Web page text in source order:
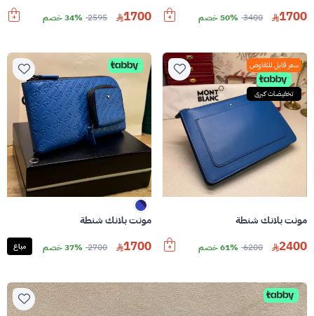
1700
3400 50% خصم 1700
2595 34% خصم
سعر قابل للتفاوض
تخفيضات كبرى
مونت بلانك شنطة
2400
6200 61% خصم
مونت بلانك شنطة
1700
2700 37% خصم مباع